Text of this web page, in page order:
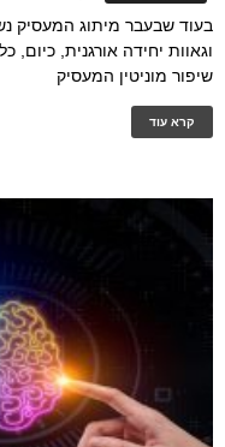
בעוד שבעבר מיתוג המעסיק
שיפור מוניטין המעסיק
קרא עוד